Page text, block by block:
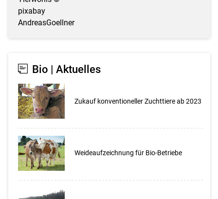
Bio | Aktuelles
Zukauf konventioneller Zuchttiere ab 2023
Weideaufzeichnung für Bio-Betriebe